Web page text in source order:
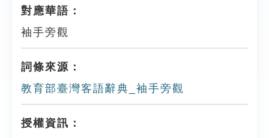
對應華語：
袖手旁觀
詞條來源：
教育部臺灣客語辭典_袖手旁觀
授權資訊：